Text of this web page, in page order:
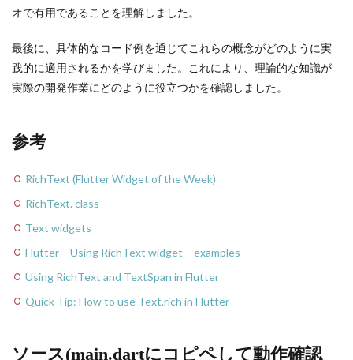
オで有用であることを理解しました。
最後に、具体的なコード例を通じてこれらの概念がどのように実
践的に適用されるかを学びました。これにより、理論的な知識が
実際の開発作業にどのように役立つかを確認しました。
参考
RichText (Flutter Widget of the Week)
RichText. class
Text widgets
Flutter – Using RichText widget – examples
Using RichText and TextSpan in Flutter
Quick Tip: How to use Text.rich in Flutter
ソース(main.dartにコピペして動作確認